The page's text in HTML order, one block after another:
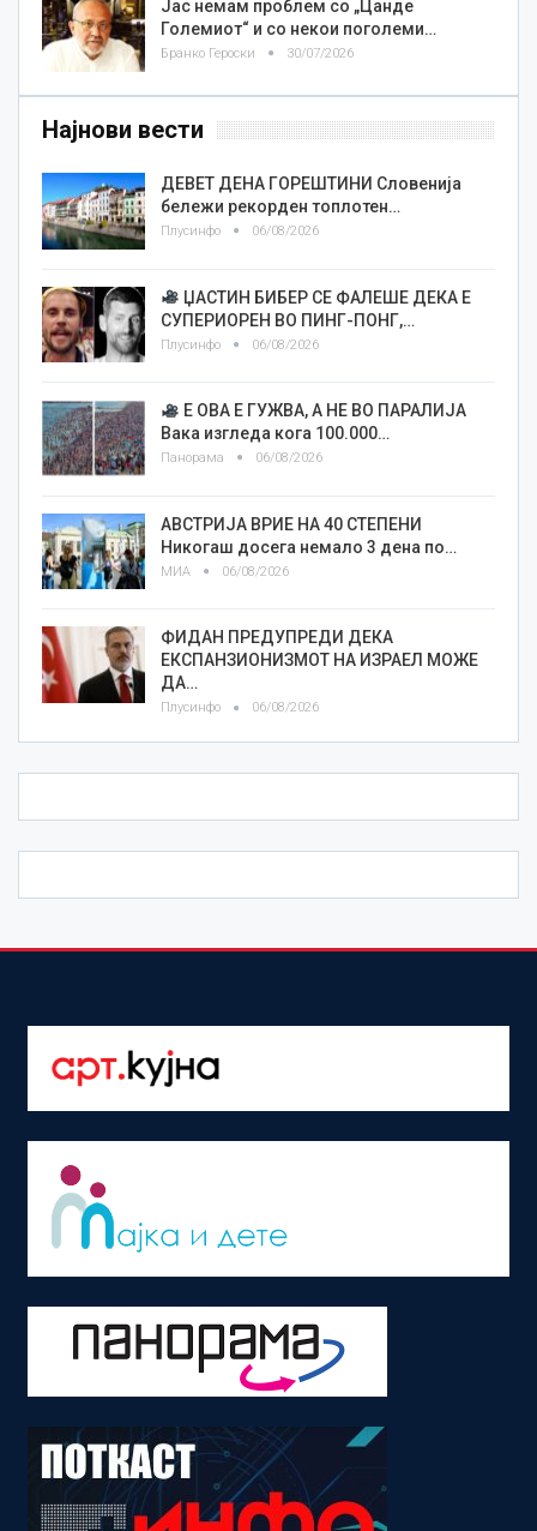
Јас немам проблем со „Цанде
Големиот“ и со некои поголеми…
Бранко Героски 30/07/2026
Најнови вести
ДЕВЕТ ДЕНА ГОРЕШТИНИ Словенија
бележи рекорден топлотен…
Плусинфо 06/08/2026
ЏАСТИН БИБЕР СЕ ФАЛЕШЕ ДЕКА Е
СУПЕРИОРЕН ВО ПИНГ-ПОНГ,…
Плусинфо 06/08/2026
Е ОВА Е ГУЖВА, А НЕ ВО ПАРАЛИЈА
Вака изгледа кога 100.000…
Панорама 06/08/2026
АВСТРИЈА ВРИЕ НА 40 СТЕПЕНИ
Никогаш досега немало 3 дена по…
МИА 06/08/2026
ФИДАН ПРЕДУПРЕДИ ДЕКА
ЕКСПАНЗИОНИЗМОТ НА ИЗРАЕЛ МОЖЕ
ДА…
Плусинфо 06/08/2026